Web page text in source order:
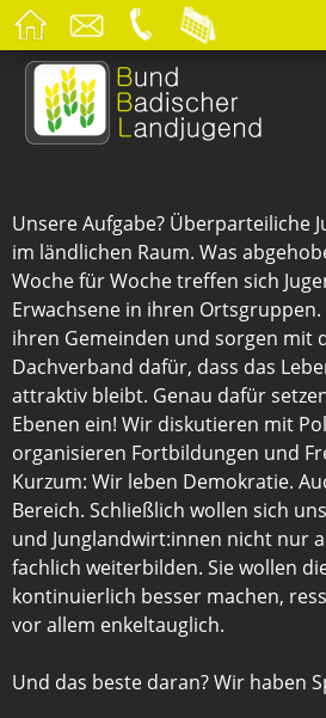
Unsere Aufgabe? Überparteiliche
im ländlichen Raum. Was
Woche für Woche treffen sich
Erwachsene in ihren
ihren Gemeinden und sorgen mit
Dachverband dafür, dass das
attraktiv bleibt. Genau dafür
Ebenen ein! Wir diskutieren mit
organisieren Fortbildungen und
Kurzum: Wir leben Demokratie.
Bereich. Schließlich wollen sich
und Junglandwirt:innen nicht nur
fachlich weiterbilden. Sie wollen
kontinuierlich besser machen,
vor allem enkeltauglich.
Und das beste daran? Wir haben